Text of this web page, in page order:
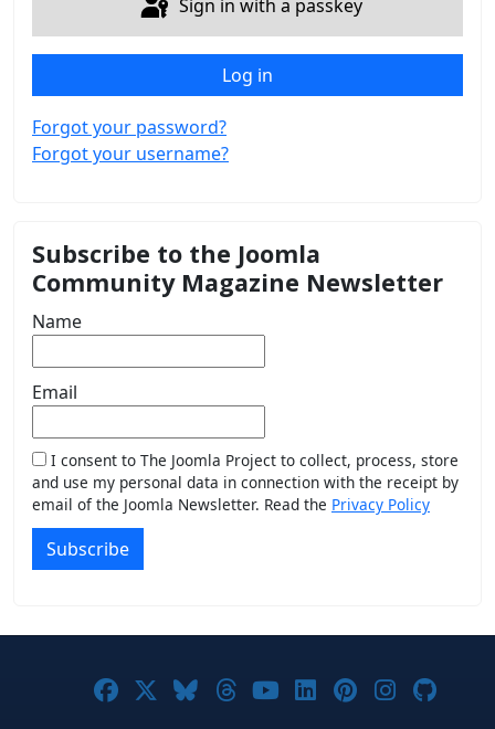
Sign in with a passkey
Log in
Forgot your password?
Forgot your username?
Subscribe to the Joomla
Community Magazine Newsletter
Name
Email
I consent to The Joomla Project to collect, process, store
and use my personal data in connection with the receipt by
email of the Joomla Newsletter. Read the Privacy Policy
Subscribe
Joomla! on Facebook
Joomla! on X
Joomla! on Bluesky
Joomla! on Threads
Joomla! on
Joomla! on
Joomla! on
Joomla!